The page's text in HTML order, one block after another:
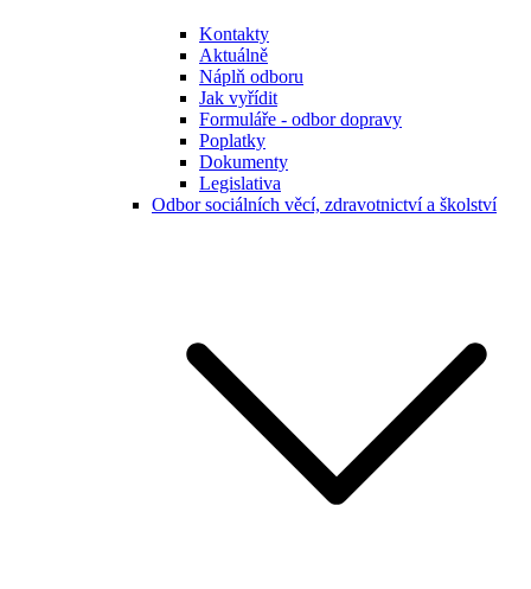
Kontakty
Aktuálně
Náplň odboru
Jak vyřídit
Formuláře - odbor dopravy
Poplatky
Dokumenty
Legislativa
Odbor sociálních věcí, zdravotnictví a školství